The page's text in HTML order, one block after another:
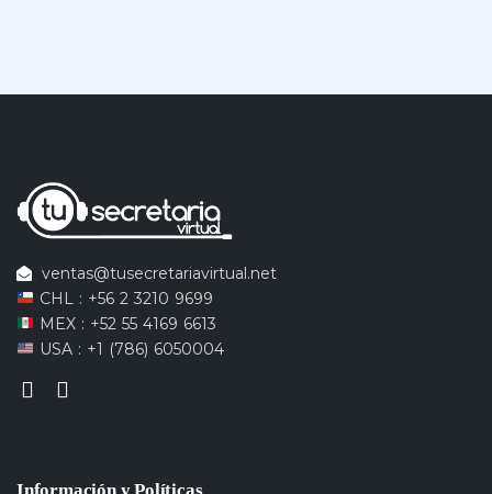
ventas@tusecretariavirtual.net
CHL : +56 2 3210 9699
MEX : +52 55 4169 6613
USA : +1 (786) 6050004